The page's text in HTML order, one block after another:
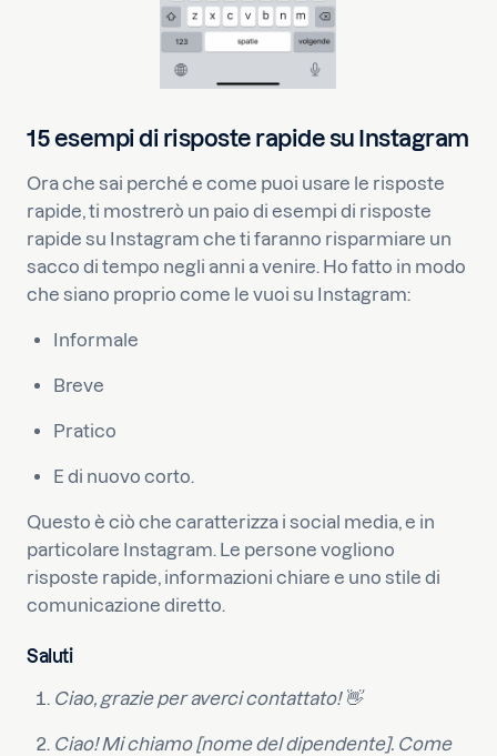
15 esempi di risposte rapide su Instagram
Ora che sai perché e come puoi usare le risposte
rapide, ti mostrerò un paio di esempi di risposte
rapide su Instagram che ti faranno risparmiare un
sacco di tempo negli anni a venire. Ho fatto in modo
che siano proprio come le vuoi su Instagram:
Informale
Breve
Pratico
E di nuovo corto.
Questo è ciò che caratterizza i social media, e in
particolare Instagram. Le persone vogliono
risposte rapide, informazioni chiare e uno stile di
comunicazione diretto.
Saluti
Ciao, grazie per averci contattato! 👋
Ciao! Mi chiamo [nome del dipendente]. Come